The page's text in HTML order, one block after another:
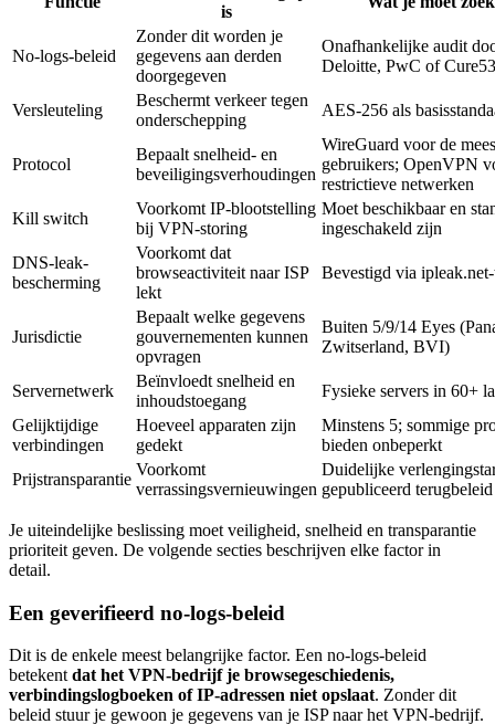
is
No-logs-beleid
Zonder dit worden je
gegevens aan derden
doorgegeven
Onafhankelijke audit
Deloitte, PwC of Cure53
Versleuteling
Beschermt verkeer tegen
onderschepping
AES-256 als
Protocol
Bepaalt snelheid- en
beveiligingsverhoudingen
WireGuard voor de
gebruikers; OpenVPN
restrictieve netwerken
Kill switch
Voorkomt IP-blootstelling
bij VPN-storing
Moet beschikbaar en
ingeschakeld zijn
DNS-leak-
bescherming
Voorkomt dat
browseactiviteit naar ISP
lekt
Bevestigd via
Jurisdictie
Bepaalt welke gegevens
gouvernementen kunnen
opvragen
Buiten 5/9/14 Eyes
Zwitserland, BVI)
Servernetwerk
Beïnvloedt snelheid en
inhoudstoegang
Fysieke servers in 60+
Gelijktijdige
verbindingen
Hoeveel apparaten zijn
gedekt
Minstens 5; sommige
bieden onbeperkt
Prijstransparantie
Voorkomt
verrassingsvernieuwingen
Duidelijke
gepubliceerd terugbeleid
Je uiteindelijke beslissing moet veiligheid, snelheid en transparantie
prioriteit geven. De volgende secties beschrijven elke factor in
detail.
Een geverifieerd no-logs-beleid
Dit is de enkele meest belangrijke factor. Een no-logs-beleid
betekent dat het VPN-bedrijf je browsegeschiedenis,
verbindingslogboeken of IP-adressen niet opslaat. Zonder dit
beleid stuur je gewoon je gegevens van je ISP naar het VPN-bedrijf.